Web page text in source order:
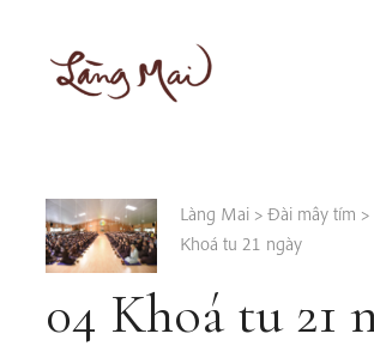
content
Làng Mai> Đài mây tím >
Khoá tu 21 ngày
04 Khoá tu 21